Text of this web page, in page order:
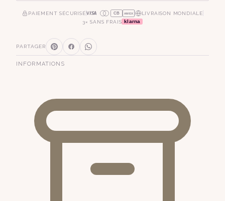
PAIEMENT SÉCURISÉ CB AMEX
LIVRAISON MONDIALE
3× SANS FRAIS klarna
PARTAGER
INFORMATIONS